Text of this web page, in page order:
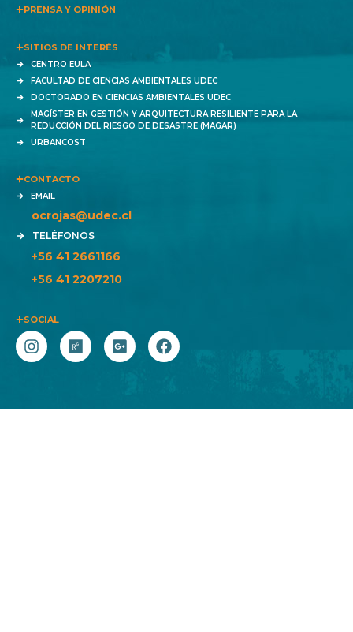
PRENSA Y OPINIÓN
SITIOS DE INTERÉS
CENTRO EULA
FACULTAD DE CIENCIAS AMBIENTALES UDEC
DOCTORADO EN CIENCIAS AMBIENTALES UDEC
MAGÍSTER EN GESTIÓN Y ARQUITECTURA RESILIENTE PARA LA
REDUCCIÓN DEL RIESGO DE DESASTRE (MAGAR)
URBANCOST
CONTACTO
EMAIL
ocrojas@udec.cl
TELÉFONOS
+56 41 2661166
+56 41 2207210
SOCIAL